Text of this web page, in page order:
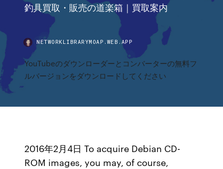
釣具買取・販売の道楽箱｜買取案内
NETWORKLIBRARYMOAP.WEB.APP
YouTubeのダウンローダーとコンバーターの無料フ
ルバージョンをダウンロードしてください
2016年2月4日 To acquire Debian CD-
ROM images, you may, of course,